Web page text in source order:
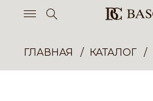
ГЛАВНАЯ КАТАЛОГ